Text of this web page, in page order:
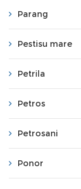
Parang
Pestisu mare
Petrila
Petros
Petrosani
Ponor